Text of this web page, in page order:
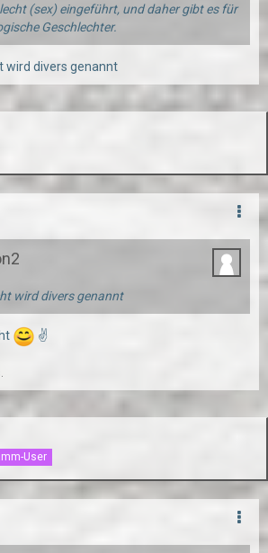
(sex) eingeführt, und daher gibt es für
Geschlechter.
wird divers genannt
wird divers genannt
✌
User